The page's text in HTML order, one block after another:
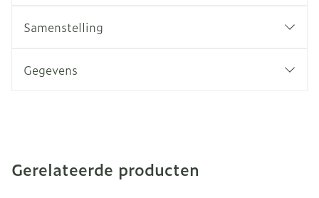
Samenstelling
Gegevens
Gerelateerde producten